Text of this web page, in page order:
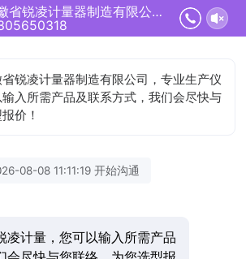
安徽省锐凌计量器制造有限公司正在为您服务
锐凌计量器制造有限公司，专业生产仪
入所需产品及联系方式，我们会尽快与
价！
08-08 11:11:19 开始沟通
凌计量，您可以输入所需产品